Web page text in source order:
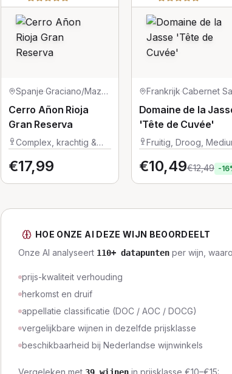
Spanje· Graciano/Mazuelo/Tempranillo
Cerro Añon Rioja
Gran Reserva
Complex, krachtig &
€17,99
Frankrijk·
Domaine de la
'Tête de Cuvée'
Fruitig, Droog,
€10,49€12,49 -16
HOE ONZE AI DEZE WIJN BEOORDEELT
Onze AI analyseert 110+ datapunten per wijn,
prijs-kwaliteit verhouding
herkomst en druif
appellatie classificatie (DOC / AOC / DOCG)
vergelijkbare wijnen in dezelfde prijsklasse
beschikbaarheid bij Nederlandse wijnwinkels
Vergeleken met in prijsklasse €10–€15: